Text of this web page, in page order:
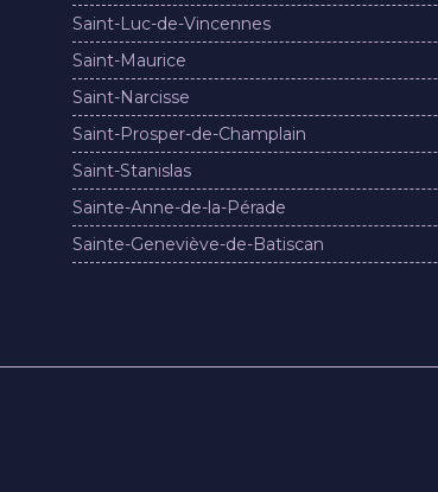
Saint-Luc-de-Vincennes
Saint-Maurice
Saint-Narcisse
Saint-Prosper-de-Champlain
Saint-Stanislas
Sainte-Anne-de-la-Pérade
Sainte-Geneviève-de-Batiscan